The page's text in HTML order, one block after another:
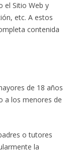
el Sitio Web y
etc. A estos
contenida
de 18 años
a los menores de
o tutores
la